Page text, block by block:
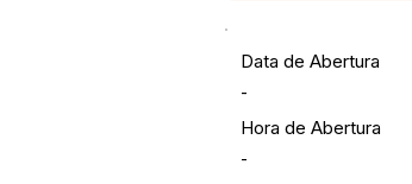
Data de Abertura
-
Hora de Abertura
-